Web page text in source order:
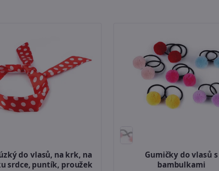
do vlasů, na krk, na
srdce, puntík, proužek
Gumičky do vlasů s
bambulkami